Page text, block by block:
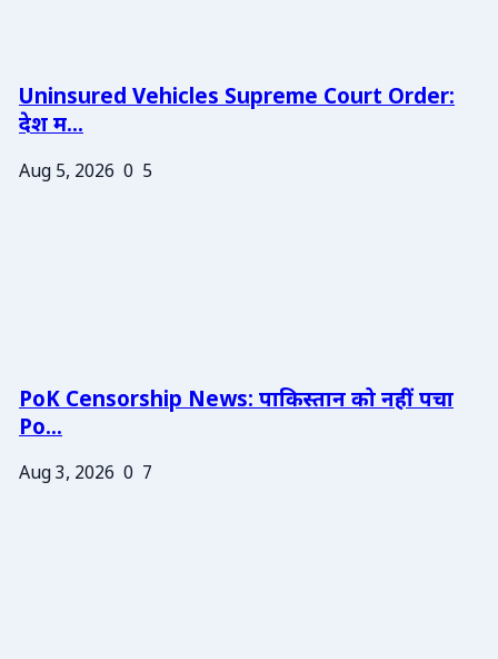
Uninsured Vehicles Supreme Court Order:
देश म...
Aug 5, 2026 0 5
PoK Censorship News: पाकिस्तान को नहीं पचा
Po...
Aug 3, 2026 0 7